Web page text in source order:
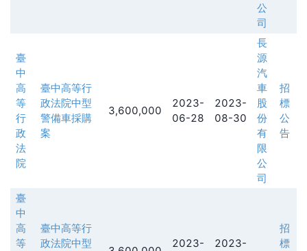
公
司
臺
中
高
等
行
政
法
院
臺中高等行
政法院中型
警備車採購
案
3,600,000
2023-
06-28
2023-
08-30
長
源
汽
車
股
份
有
限
公
司
招
標
公
告
臺
中
高
等
臺中高等行
政法院中型
2023- 2023-
招
標